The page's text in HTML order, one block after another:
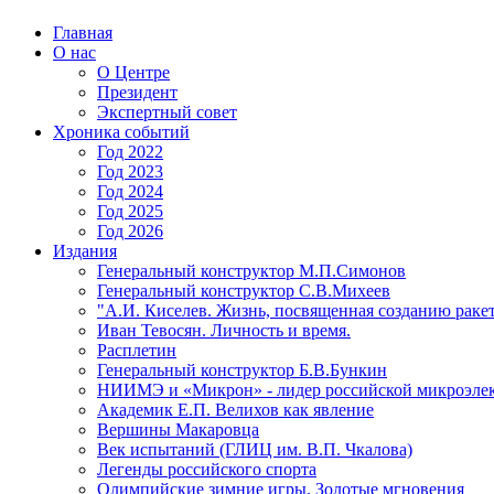
Главная
О нас
О Центре
Президент
Экспертный совет
Хроника событий
Год 2022
Год 2023
Год 2024
Год 2025
Год 2026
Издания
Генеральный конструктор М.П.Симонов
Генеральный конструктор С.В.Михеев
"А.И. Киселев. Жизнь, посвященная созданию
Иван Тевосян. Личность и время.
Расплетин
Генеральный конструктор Б.В.Бункин
НИИМЭ и «Микрон» - лидер российской
Академик Е.П. Велихов как явление
Вершины Макаровца
Век испытаний (ГЛИЦ им. В.П. Чкалова)
Легенды российского спорта
Олимпийские зимние игры. Золотые мгновения